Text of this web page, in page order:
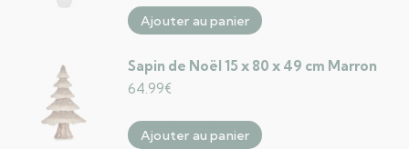
Ajouter au panier
Sapin de Noël 15 x 80 x 49 cm Marron
64.99€
Ajouter au panier